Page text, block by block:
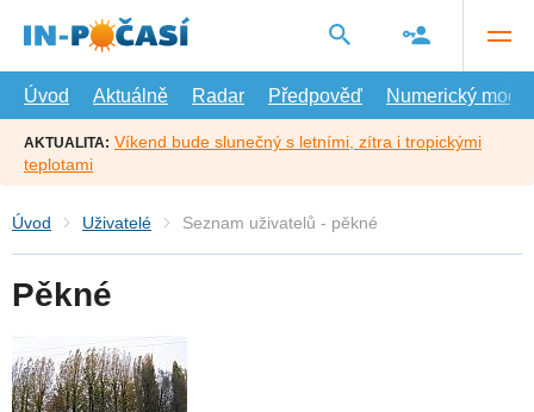
hlavní
Úvod
Aktuálně Radar Předpověď Numerický model
AKTUALITA: Víkend bude slunečný s letními, zítra i tropickými
teplotami
Úvod Uživatelé Seznam uživatelů - pěkné
Pěkné